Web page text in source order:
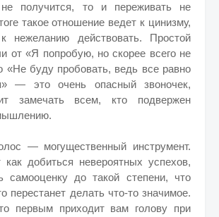
получится, то и переживать не
такое отношение ведет к цинизму,
действовать. Простой
от «Я попробую, но скорее всего не
«Не буду пробовать, ведь все равно
— это очень опасный звоночек,
замечать всем, кто подвержен
— могущественный инструмент.
добиться невероятных успехов,
самооценку до такой степени, что
перестанет делать что-то значимое.
первым приходит вам голову при